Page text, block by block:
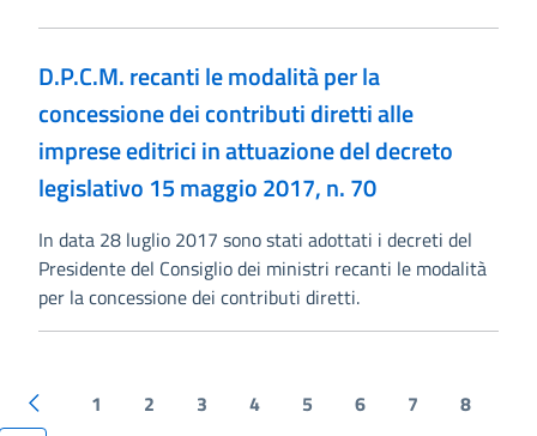
D.P.C.M. recanti le modalità per la
concessione dei contributi diretti alle
imprese editrici in attuazione del decreto
legislativo 15 maggio 2017, n. 70
In data 28 luglio 2017 sono stati adottati i decreti del
Presidente del Consiglio dei ministri recanti le modalità
per la concessione dei contributi diretti.
1 2 3 4 5 6 7
8